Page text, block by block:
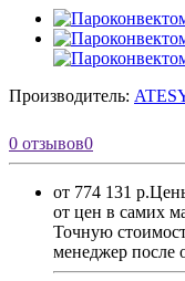
Производитель:
0 отзывов0
от 774 131 р.
от цен в самих
Точную
менеджер после